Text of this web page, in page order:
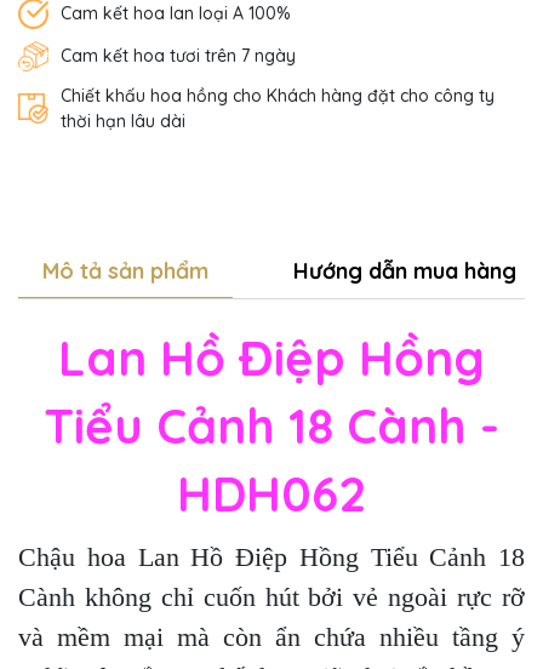
Cam kết hoa lan loại A 100%
Cam kết hoa tươi trên 7 ngày
Chiết khấu hoa hồng cho Khách hàng đặt cho công ty
thời hạn lâu dài
Mô tả sản phẩm Hướng dẫn mua hàng
Lan Hồ Điệp Hồng
Tiểu Cảnh 18 Cành -
HDH062
Chậu hoa Lan Hồ Điệp Hồng Tiểu Cảnh 18
Cành không chỉ cuốn hút bởi vẻ ngoài rực rỡ
và mềm mại mà còn ẩn chứa nhiều tầng ý